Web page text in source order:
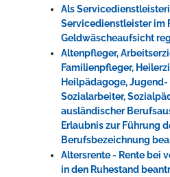
Als
Servicedienstleister im
Geldwäscheaufsicht
Altenpfleger,
Familienpfleger,
Heilpädagoge,
Sozialarbeiter,
ausländischer
Erlaubnis zur Führung
Berufsbezeichnung
Altersrente - Rente bei
in den Ruhestand